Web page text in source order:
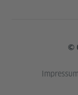
©
Impressum